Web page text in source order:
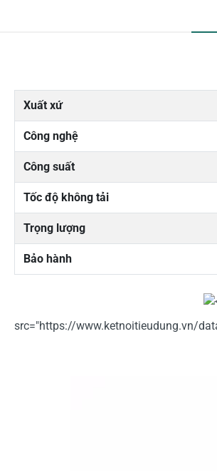
Xuất xứ
Công nghệ
Công suất
Tốc độ không tải
Trọng lượng
Bảo hành
src="https://www.ketnoitieudung.vn/